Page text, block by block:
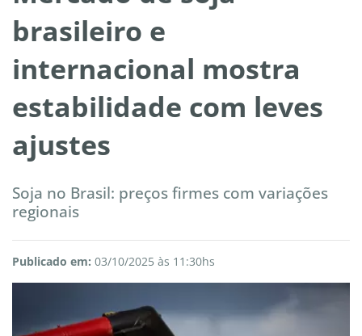
brasileiro e
internacional mostra
estabilidade com leves
ajustes
Soja no Brasil: preços firmes com variações
regionais
Publicado em: 03/10/2025 às 11:30hs